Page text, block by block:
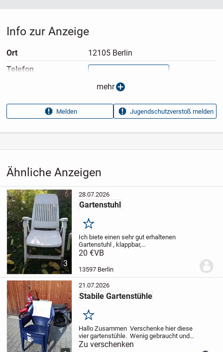
Ähnliche Anzeigen
3
28.07.2026
Gartenstuhl
Merken
Ich biete einen sehr gut erhaltenen
Gartenstuhl , klappbar,
verstellbar,stabil.
20 €VB
13597 Berlin
21.07.2026
Stabile Gartenstühle
Merken
Hallo Zusammen Verschenke hier diese
vier gartenstühle. Wenig gebraucht und
immer in der Garage gelagert.
Zu verschenken
Info zur Anzeige
Ort
12105 Berlin
Telefon
Anzeigen­datum
20.07.2026
Anzeigen­kennung
2e0b407b
Aufrufe dieser
98
Kategorie Haus & Garten
Gartenmöbel & Balkonmöbel›
Gartenstühle
mehr
Melden Jugendschutzverstoß melden